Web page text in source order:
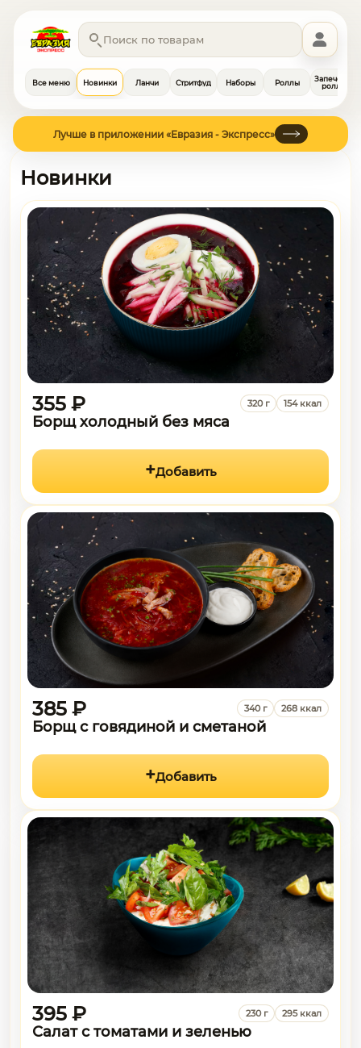
Все меню Новинки Ланчи Стритфуд Наборы Роллы
Запечённые
роллы
Лучше в приложении «Евразия - Экспресс»
Новинки
355 ₽ 320 г 154 ккал
Борщ холодный без мяса
Добавить
385 ₽ 340 г 268 ккал
Борщ с говядиной и сметаной
Добавить
395 ₽ 230 г 295 ккал
Салат с томатами и зеленью